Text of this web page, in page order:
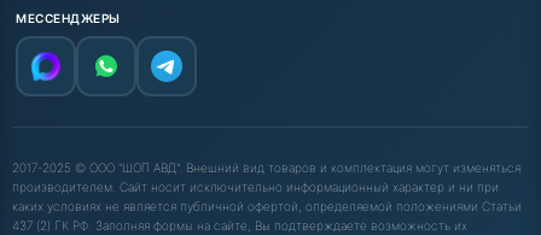
МЕССЕНДЖЕРЫ
2017-2025 © ООО "ШОП АВД". Внешний вид товаров и комплектация могут изменяться
производителем. Сайт носит исключительно информационный характер и ни при
каких условиях не является публичной офертой, определяемой положениями Статьи
437 (2) ГК РФ. Заполняя формы на сайте, Вы подтверждаете возможность их